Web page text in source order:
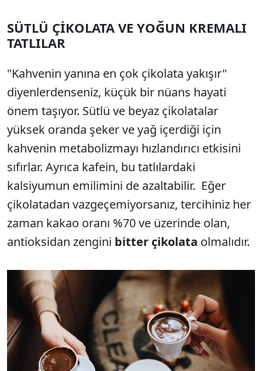
SÜTLÜ ÇİKOLATA VE YOĞUN KREMALI
TATLILAR
"Kahvenin yanına en çok çikolata yakışır"
diyenlerdenseniz, küçük bir nüans hayati
önem taşıyor. Sütlü ve beyaz çikolatalar
yüksek oranda şeker ve yağ içerdiği için
kahvenin metabolizmayı hızlandırıcı etkisini
sıfırlar. Ayrıca kafein, bu tatlılardaki
kalsiyumun emilimini de azaltabilir. Eğer
çikolatadan vazgeçemiyorsanız, tercihiniz her
zaman kakao oranı %70 ve üzerinde olan,
antioksidan zengini bitter çikolata olmalıdır.